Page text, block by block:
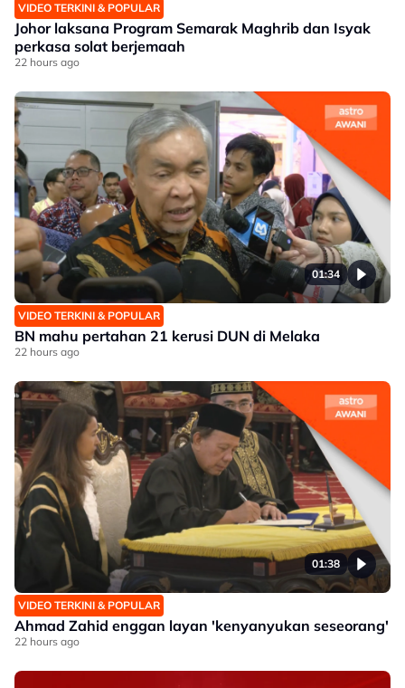
VIDEO TERKINI & POPULAR
Johor laksana Program Semarak Maghrib dan Isyak
perkasa solat berjemaah
22 hours ago
01:34
VIDEO TERKINI & POPULAR
BN mahu pertahan 21 kerusi DUN di Melaka
22 hours ago
01:38
VIDEO TERKINI & POPULAR
Ahmad Zahid enggan layan 'kenyanyukan seseorang'
22 hours ago